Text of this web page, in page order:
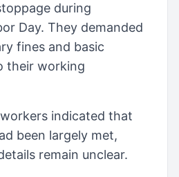
during
Day. They demanded
fines and basic
their working
indicated that
been largely met,
remain unclear.